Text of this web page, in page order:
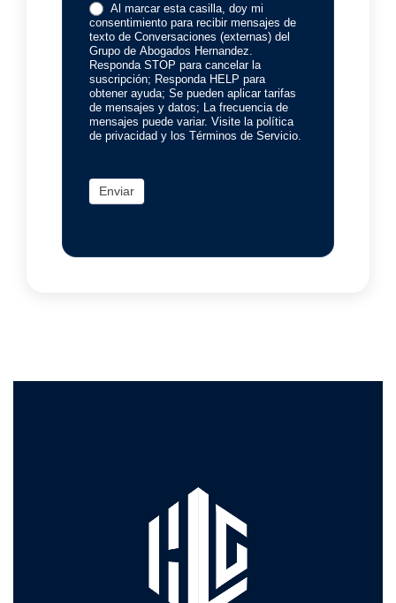
Al marcar esta casilla, doy mi
consentimiento para recibir mensajes de
texto de Conversaciones (externas) del
Grupo de Abogados Hernandez.
Responda STOP para cancelar la
suscripción; Responda HELP para
obtener ayuda; Se pueden aplicar tarifas
de mensajes y datos; La frecuencia de
mensajes puede variar. Visite la política
de privacidad y los Términos de Servicio.
Enviar